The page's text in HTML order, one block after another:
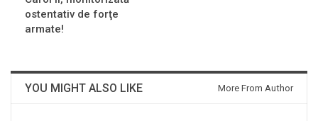
ostentativ de forţe
armate!
YOU MIGHT ALSO LIKE More From Author